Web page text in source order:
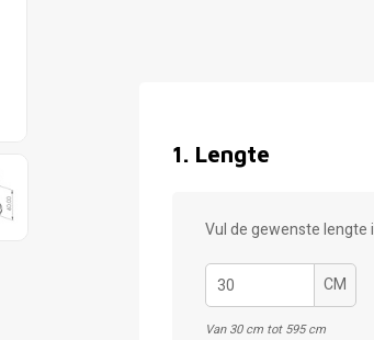
1. Lengte
Vul de gewenste lengte
CM
Van 30 cm tot 595 cm